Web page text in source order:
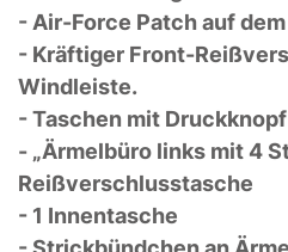
- Air-Force Patch auf
- Kräftiger Front-
Windleiste.
- Taschen mit
- „Ärmelbüro links mit 4
Reißverschlusstasche
- 1 Innentasche